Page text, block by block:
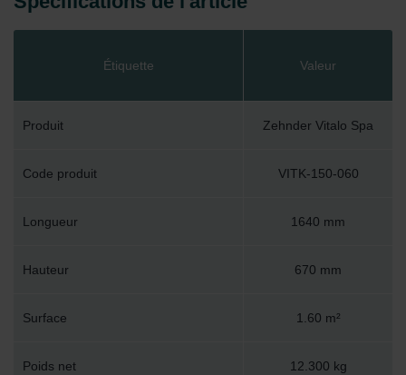
Étiquette Valeur
Produit Zehnder Vitalo Spa
Code produit VITK-150-060
Longueur 1640 mm
Hauteur 670 mm
Surface 1.60 m²
Poids net 12.300 kg